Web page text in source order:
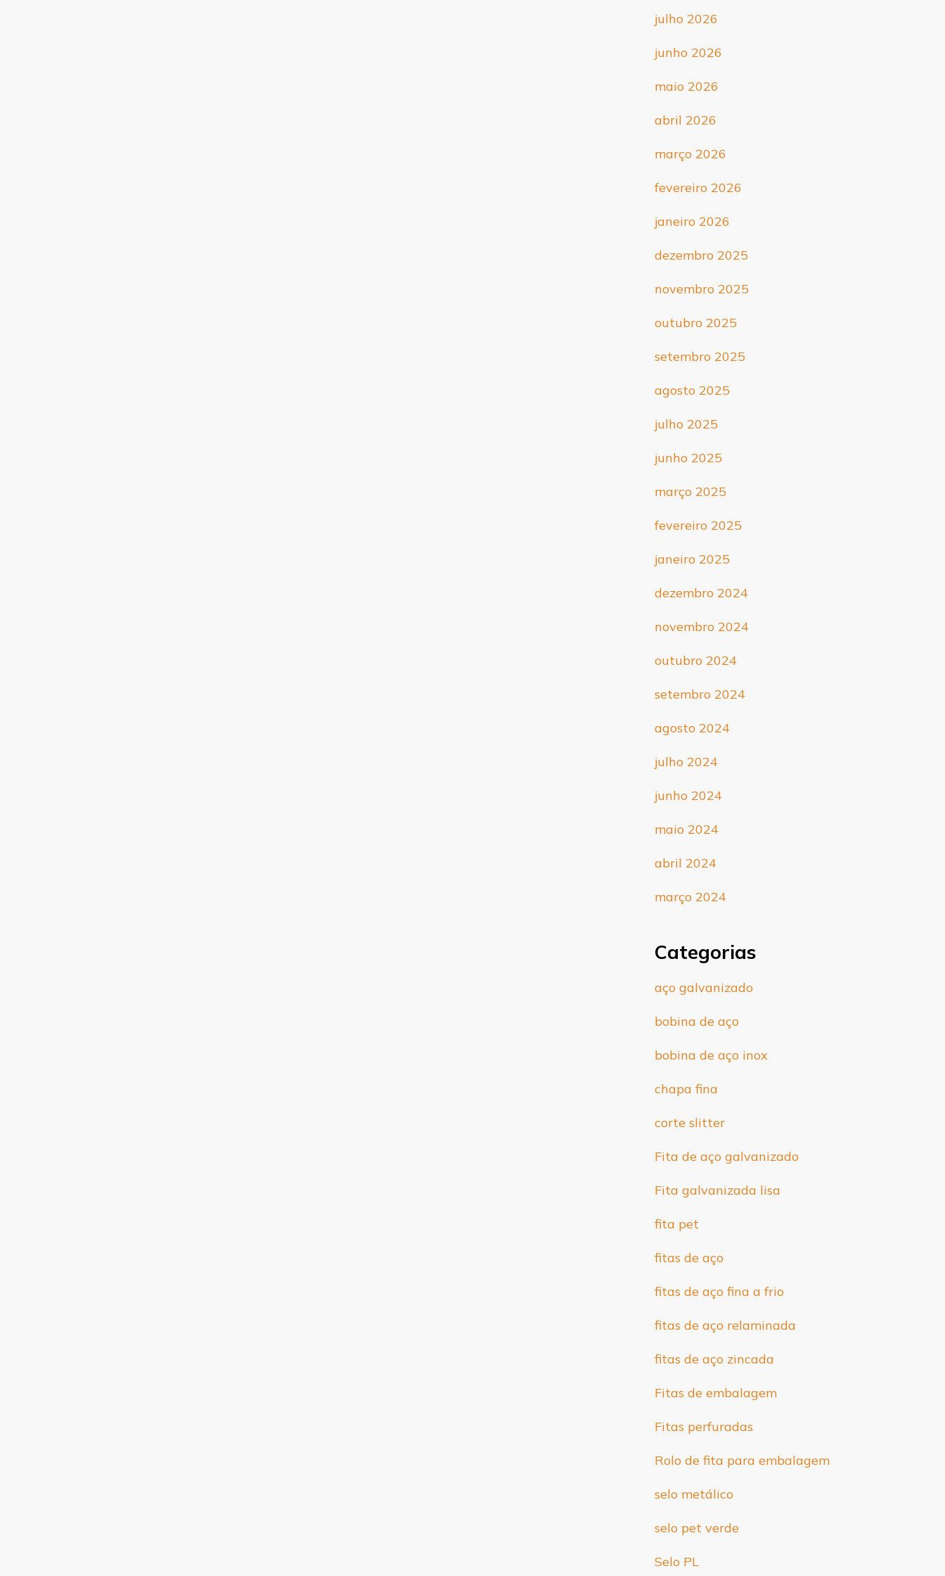
julho 2026
junho 2026
maio 2026
abril 2026
março 2026
fevereiro 2026
janeiro 2026
dezembro 2025
novembro 2025
outubro 2025
setembro 2025
agosto 2025
julho 2025
junho 2025
março 2025
fevereiro 2025
janeiro 2025
dezembro 2024
novembro 2024
outubro 2024
setembro 2024
agosto 2024
julho 2024
junho 2024
maio 2024
abril 2024
março 2024
Categorias
aço galvanizado
bobina de aço
bobina de aço inox
chapa fina
corte slitter
Fita de aço galvanizado
Fita galvanizada lisa
fita pet
fitas de aço
fitas de aço fina a frio
fitas de aço relaminada
fitas de aço zincada
Fitas de embalagem
Fitas perfuradas
Rolo de fita para embalagem
selo metálico
selo pet verde
Selo PL